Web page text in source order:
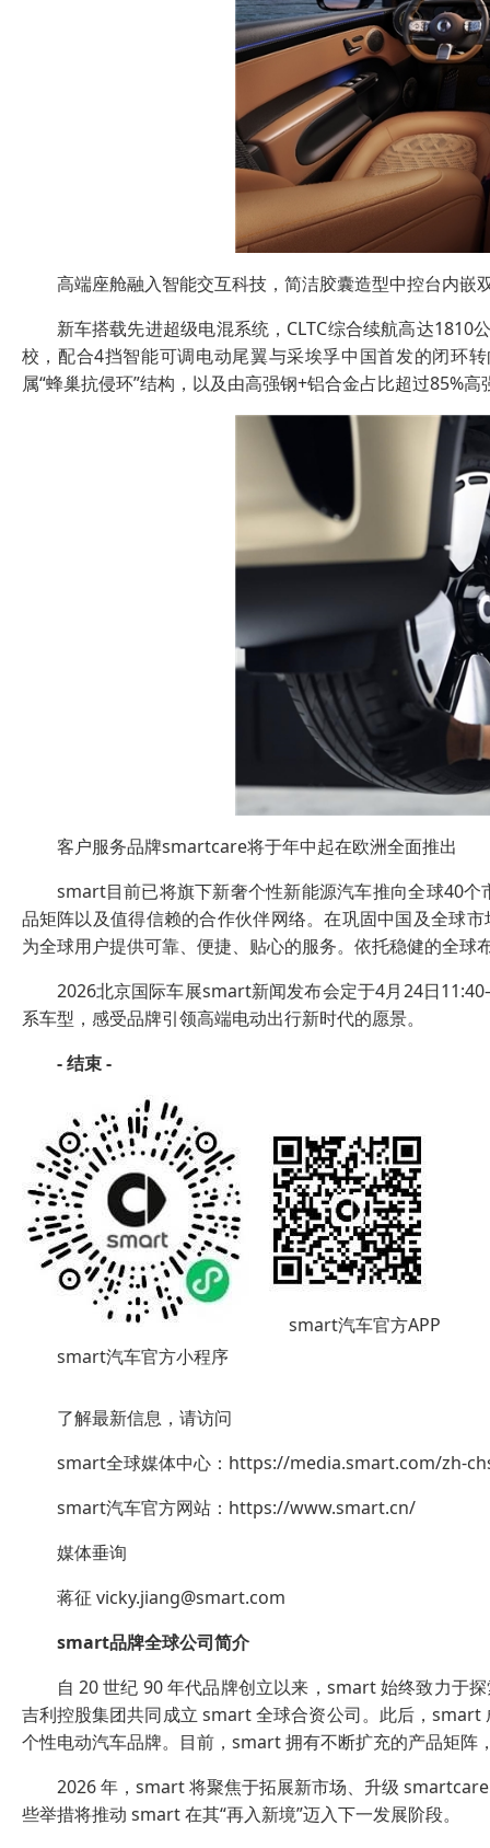
高端座舱融入智能交互科技，简洁胶囊造型中控台内嵌
新车搭载先进超级电混系统，CLTC综合续航高达
校，配合4挡智能可调电动尾翼与采埃孚中国首发的闭环
属“蜂巢抗侵环”结构，以及由高强钢+铝合金占比超过85%
客户服务品牌smartcare将于年中起在欧洲全面推出
smart目前已将旗下新奢个性新能源汽车推向全球40
品矩阵以及值得信赖的合作伙伴网络。在巩固中国及全球
为全球用户提供可靠、便捷、贴心的服务。依托稳健的全
2026北京国际车展smart新闻发布会定于4月24日
系车型，感受品牌引领高端电动出行新时代的愿景。
-结束-
smart汽车官方小程序
smart汽车官方APP
了解最新信息，请访问
smart全球媒体中心：https://media.smart.com/zh-
smart汽车官方网站：https://www.smart.cn/
媒体垂询
蒋征 vicky.jiang@smart.com
smart品牌全球公司简介
自 20 世纪 90 年代品牌创立以来，smart 始终致力于
吉利控股集团共同成立 smart 全球合资公司。此后，
个性电动汽车品牌。目前，smart 拥有不断扩充的产品矩阵
2026 年，smart 将聚焦于拓展新市场、升级
些举措将推动 smart 在其“再入新境”迈入下一发展阶段。